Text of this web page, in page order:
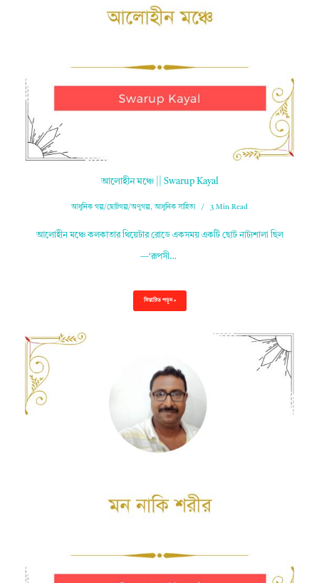
আলোহীন মঞ্চে || Swarup Kayal
আধুনিক গল্প/ছোটগল্প/অণুগল্প,আধুনিক সাহিত্য 3 Min Read
আলোহীন মঞ্চে কলকাতার থিয়েটার রোডে একসময় একটি ছোট নাট্যশালা ছিল
—‘রূপসী…
বিস্তারিত পড়ুন »